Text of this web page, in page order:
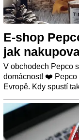
E-shop
jak
V obchodech Pepco
domácnost! ❤️ Pepco
Evropě. Kdy spustí